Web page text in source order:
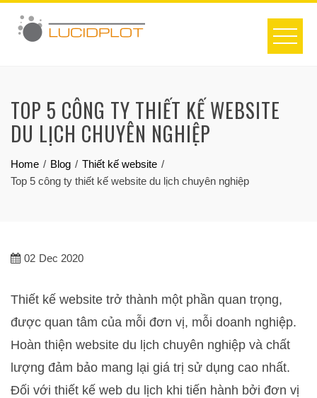
TOP 5 CÔNG TY THIẾT KẾ WEBSITE
DU LỊCH CHUYÊN NGHIỆP
Home Blog
Thiết kế website
Top 5 công ty thiết kế website du lịch chuyên nghiệp
02 Dec 2020
Thiết kế website trở thành một phần quan trọng,
được quan tâm của mỗi đơn vị, mỗi doanh nghiệp.
Hoàn thiện website du lịch chuyên nghiệp và chất
lượng đảm bảo mang lại giá trị sử dụng cao nhất.
Đối với thiết kế web du lịch khi tiến hành bởi đơn vị